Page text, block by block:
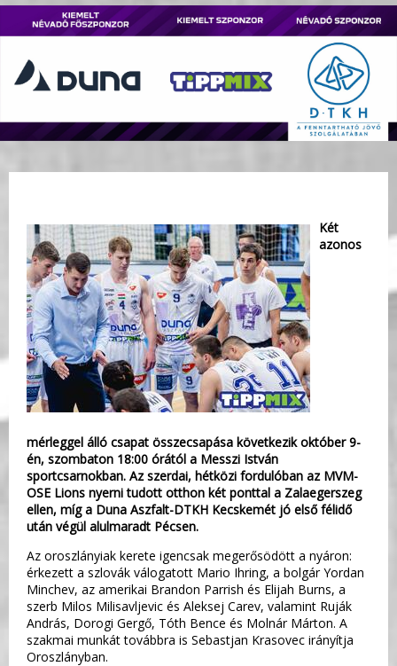
Két
azonos
mérleggel álló csapat összecsapása következik október 9-
én, szombaton 18:00 órától a Messzi István
sportcsarnokban. Az szerdai, hétközi fordulóban az MVM-
OSE Lions nyerni tudott otthon két ponttal a Zalaegerszeg
ellen, míg a Duna Aszfalt-DTKH Kecskemét jó első félidő
után végül alulmaradt Pécsen.
Az oroszlányiak kerete igencsak megerősödött a nyáron:
érkezett a szlovák válogatott Mario Ihring, a bolgár Yordan
Minchev, az amerikai Brandon Parrish és Elijah Burns, a
szerb Milos Milisavljevic és Aleksej Carev, valamint Ruják
András, Dorogi Gergő, Tóth Bence és Molnár Márton. A
szakmai munkát továbbra is Sebastjan Krasovec irányítja
Oroszlányban.